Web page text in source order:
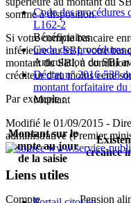
somme à disposition.
Si votre compte bancaire
inférieure au SBI, votre
montant du SBI, à
créditeur d'au moins cette
Par exemple :
Montant sur le
compte au jour
de la saisie
créance
Compte
Pension
Code des
L162-2
Bénéficiaires
Code des
Articulation du SBI
Décret n° 2016-538
montant forfaitaire du
Montant
Modifié le 01/09/2015 -
administrative (Premier
Liens utiles